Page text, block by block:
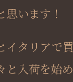
います！
イタリアで買
と入荷を始め